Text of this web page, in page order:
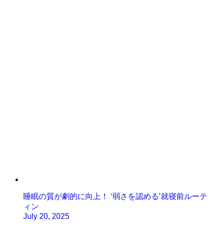
睡眠の質が劇的に向上！ ‘弱さを認める’就寝前ルーテ
ィン
July 20, 2025